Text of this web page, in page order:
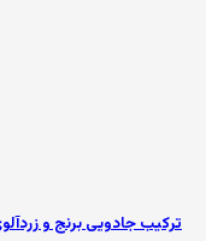
ترکیب جادویی برنج و